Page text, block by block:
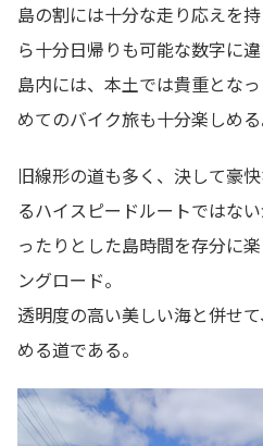
島の割には十分な走り応えを
ら十分日帰りも可能な数字に違
島内には、本土では貴重とな
めてのバイク旅も十分楽しめる
旧線形の道も多く、決して豪
るハイスピードルートではな
ったりとした島時間を存分に
ングロード。
透明度の高い美しい海と併せ
める道である。